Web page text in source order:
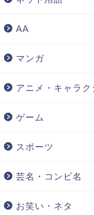
AA
マンガ
アニメ・キャラク
ゲーム
スポーツ
芸名・コンビ名
お笑い・ネタ